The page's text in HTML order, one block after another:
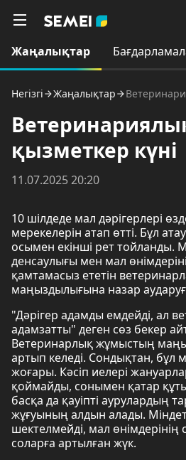
Жаңалықтар
Негізгі Жаңалықтар
қызметкер күні
11.07.2025 20:20
10 шілдеде мал дәрігерлері
мерекелерін атап өтті. Бұл
осымен екінші рет тойланды.
денсаулығы мен мал
қамтамасыз ететін
маңыздылығына назар
"Дәрігер адамды емдейді, ал
адамзатты" деген сөз бекер
Ветеринарлық жұмыстың
артып келеді. Сондықтан, бұл
жоғары. Кәсіп иелері
қоймайды, сонымен қатар
басқа да қауіпті аурулардың
жұғуының алдын алады.
шектелмейді, мал
соларға артылған жүк.